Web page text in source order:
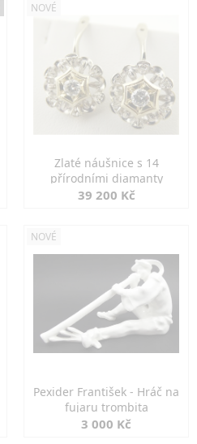
NOVÉ
Zlaté náušnice s 14
přírodními diamanty
39 200 Kč
NOVÉ
Pexider František - Hráč na
fujaru trombita
3 000 Kč